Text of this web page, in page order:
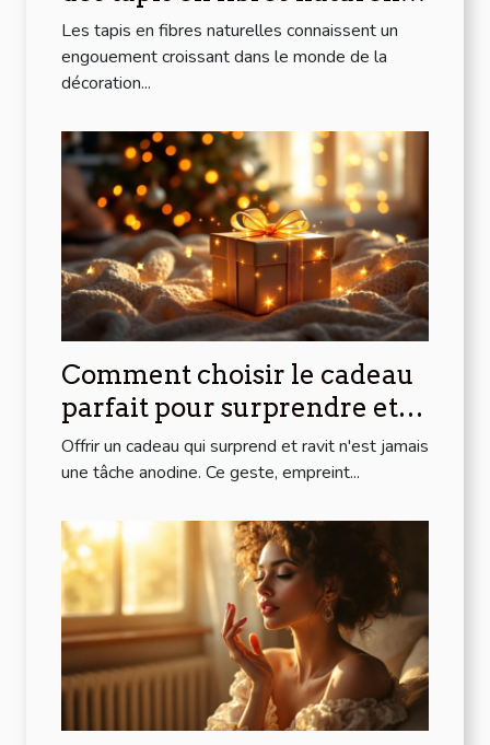
pour la maison
Les tapis en fibres naturelles connaissent un
engouement croissant dans le monde de la
décoration...
Comment choisir le cadeau
parfait pour surprendre et
ravir ?
Offrir un cadeau qui surprend et ravit n'est jamais
une tâche anodine. Ce geste, empreint...